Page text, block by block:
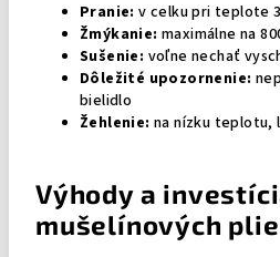
Pranie: v celku pri teplote
Žmýkanie: maximálne na
Sušenie: voľne nechať
Dôležité upozornenie:
bielidlo
Žehlenie: na nízku teplotu,
Výhody a
mušelínových